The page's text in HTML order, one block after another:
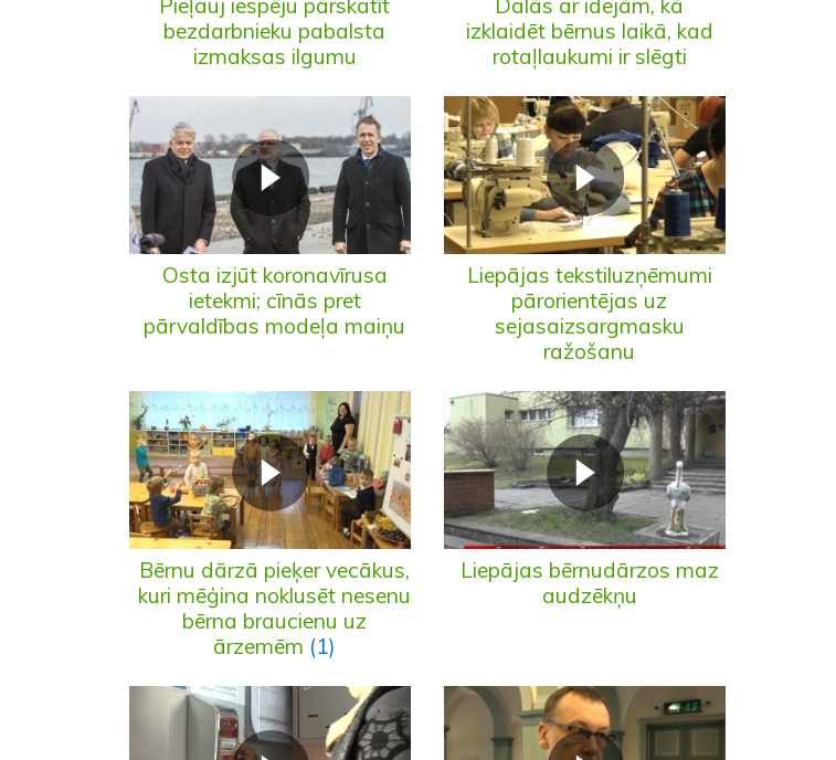
bezdarbnieku pabalsta
izmaksas ilgumu
izklaidēt bērnus laikā, kad
rotaļlaukumi ir slēgti
Osta izjūt koronavīrusa
ietekmi; cīnās pret
pārvaldības modeļa maiņu
Liepājas tekstiluzņēmumi
pārorientējas uz
sejasaizsargmasku
ražošanu
Bērnu dārzā pieķer vecākus,
kuri mēģina noklusēt nesenu
bērna braucienu uz
ārzemēm (1)
Liepājas bērnudārzos maz
audzēkņu